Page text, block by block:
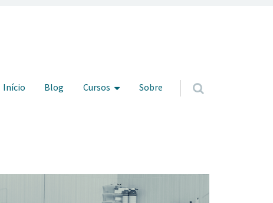
Pular para o conteúdo
Início Blog Cursos Sobre